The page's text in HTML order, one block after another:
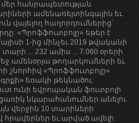
մեր հանրապետության
ամենառեյտինգային եւ
վայելող հաղորդումներից՝
«Պրոֆֆուտբոլը» եթեր է
1-ից մինչեւ 2019 թվականի
... 232 ամիս ... 7.060 օրերի
ամենօրյա թողարկումների եւ
շնորհիվ «Պրոֆֆուտբոլը»
եռակի թեկնածու:
ունի եվրոպական ֆուտբոլի
նկարահանումներ անելու
վերջին 10 տարիների
հրավերներ եւ արված ավելի